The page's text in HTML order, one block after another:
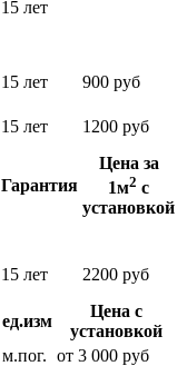
15 лет
15 лет
900 руб
15 лет 1200 руб
Гарантия
Цена за
1м2 с
установкой
15 лет 2200 руб
ед.изм
Цена с
установкой
м.пог. от 3 000 руб